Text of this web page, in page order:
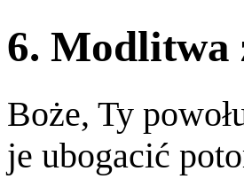
6. Modlitwa
Boże, Ty
je ubogacić